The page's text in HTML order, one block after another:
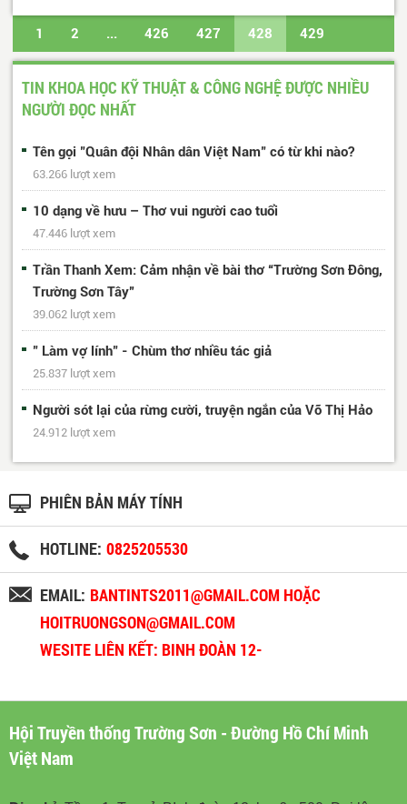
1 2 ... 426 427 428 429
430 ... 487 488 Trang cuối
TIN KHOA HỌC KỸ THUẬT & CÔNG NGHỆ ĐƯỢC NHIỀU
NGƯỜI ĐỌC NHẤT
Tên gọi "Quân đội Nhân dân Việt Nam" có từ khi nào?
63.266 lượt xem
10 dạng về hưu – Thơ vui người cao tuổi
47.446 lượt xem
Trần Thanh Xem: Cảm nhận về bài thơ “Trường Sơn Đông,
Trường Sơn Tây”
39.062 lượt xem
" Làm vợ lính" - Chùm thơ nhiều tác giả
25.837 lượt xem
Người sót lại của rừng cười, truyện ngắn của Võ Thị Hảo
24.912 lượt xem
PHIÊN BẢN MÁY TÍNH
HOTLINE: 0825205530
EMAIL: BANTINTS2011@GMAIL.COM HOẶC
HOITRUONGSON@GMAIL.COM
WESITE LIÊN KẾT: BINH ĐOÀN 12-
Hội Truyền thống Trường Sơn - Đường Hồ Chí Minh
Việt Nam